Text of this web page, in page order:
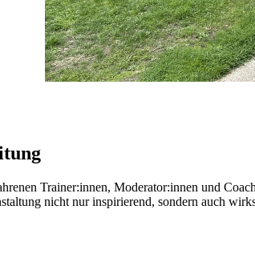
Trainer:innen, Moderator:innen und
nicht nur inspirierend, sondern auch